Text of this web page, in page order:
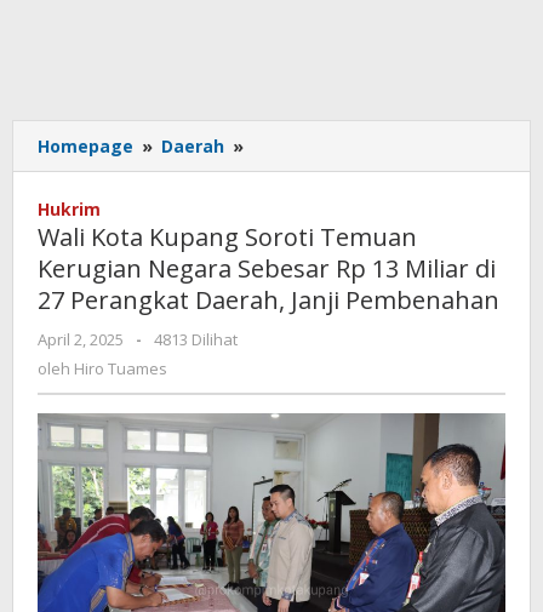
Homepage » Daerah »
Kota
Temuan
Kerugian
Negara
Sebesar
Miliar
Perangkat
Daerah,
Janji
Pembenahan
Hukrim
Wali Kota Kupang Soroti Temuan
Kerugian Negara Sebesar Rp 13 Miliar di
27 Perangkat Daerah, Janji Pembenahan
April 2, 2025
oleh
-
4813 Dilihat
oleh Hiro Tuames